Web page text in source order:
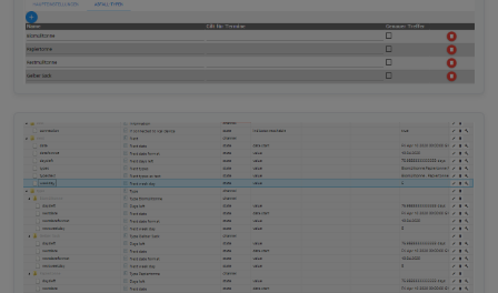
VIEW_Alexa_Multiroom_sigi234.txt